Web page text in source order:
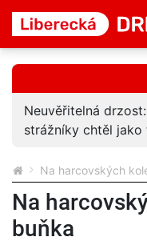
Neuvěřitelná
strážníky chtěl
Na harcovských
Na
buňka